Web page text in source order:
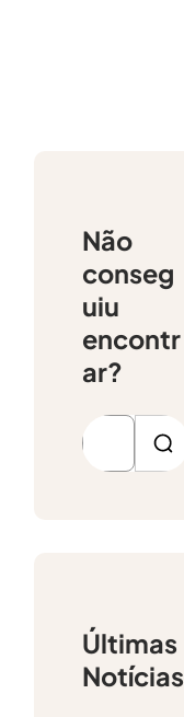
Não
conseg
uiu
encontr
ar?
P
s
a
Últimas
Notícias